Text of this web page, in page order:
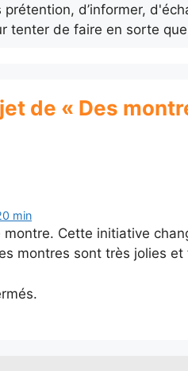
d’informer,
tenter de faire en sorte
de « Des
min
Cette initiative
montres sont très jolies